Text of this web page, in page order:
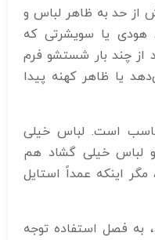
از حد به ظاهر لباس و
یا سویشرتی که
از چند بار شستشو فرم
یا ظاهر کهنه پیدا
است. لباس خیلی
لباس خیلی گشاد هم
اینکه عمداً استایل
به فصل استفاده توجه